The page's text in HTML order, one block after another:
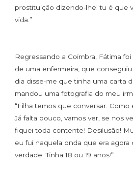
prostituição dizendo-lhe: tu é que
vida.”
Regressando a Coimbra, Fátima foi
de uma enfermeira, que conseguiu
dia disse-me que tinha uma carta
mandou uma fotografia do meu
“Filha temos que conversar. Como
Já falta pouco, vamos ver, se nos
fiquei toda contente! Desilusão!
eu fui naquela onda que era agora
verdade. Tinha 18 ou 19 anos!”